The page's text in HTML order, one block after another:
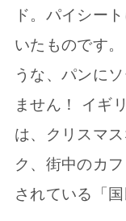
ド。パイシー
いたものです
うな、パンに
ません！ イギ
は、クリスマ
ク、街中のカ
されている「